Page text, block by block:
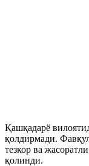
Қашқадарё
қолдирмади.
тезкор ва
қолинди.